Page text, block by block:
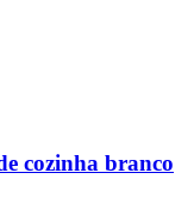
cozinha branco